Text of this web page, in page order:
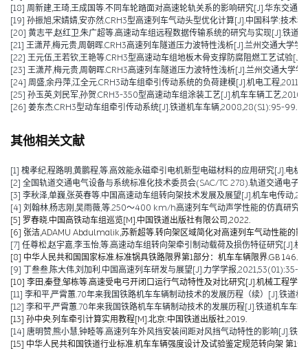
[18] 周新建,王琦,王成国等.不同车轮踏面对高速轮轨关系的影响研究[J].华东交通
[19] 孙振旭,宋婧婧,安亦然.CRH3型高速列车气动头型优化计算[J].中国科学:技术
[20] 黄志平,赵红卫,朱广超等.高速动车组远程数据传输系统的研究与实现[J].铁道
[21] 王潇芹,梅元贵,周朝晖.CRH3高速列车隧道压力波特性浅析[J].兰州交通大学学
[22] 王元伍,王若钦,王艳等.CRH3型高速动车组地板木骨支撑防腐阻燃工艺试验
[23] 王潇芹,梅元贵,周朝晖.CRH3高速列车隧道压力波特性浅析[J].兰州交通大学学
[24] 周盛,余丹萍,江全元.CRH3动车组牵引传动系统的负荷建模[J].机电工程
[25] 孙玉英,刘民军,孙贺.CRH3-350型高速动车组涂装工艺[J].机车车辆工艺
[26] 姜东杰.CRH3型动车组牵引传动系统[J].铁道机车车辆,2008,28(S1):95-99.
其他相关文献
[1] 槐孝纪,程路明,黄鹏程,等.高效能永磁牵引电机新型电磁材料的应用研究[J].电
[2] 全国轨道交通电气设备与系统标准化技术委员会(SAC/TC 278).轨道交通电
[3] 李秋泽,单巍,张英春等.中国高速动车组转向架技术发展及展望[J].机车电传动
[4] 刘翰林,杨志刚,吴雨薇,等.250～400 km/h高速列车气动声学性能的仿真研究
[5] 罗春晓.中国高铁动车组巡览[M].中国铁道出版社有限公司,2022.
[6] 张洁,ADAMU Abdulmalik,苏新超等.转向架区域简化对高速列车气动性能的
[7] 任尊松,赵宇嘉,李玉怡,等.高速动车组转向架牵引制动载荷及损伤特征研究[J].机
[8] 中华人民共和国国家标准.标准锅具铁路限界第1部分：机车车辆限界.GB
[9] 丁叁叁,陈大伟,刘加利.中国高速列车研发与展望[J].力学学报,2021,53(01):35-
[10] 李田,秦登,邹栋等.高速受电弓开闭口运行气动特性及对比研究[J].机械工程学
[11] 李和平,严霄蕙.70年来我国铁路机车车辆制动技术的发展历程（续）[J].铁道
[12] 李和平,严霄蕙.70年来我国铁路机车车辆制动技术的发展历程[J].铁道机车车
[13] 孙中央.列车牵引计算实用教程[M].北京:中国铁道出版社,2019.
[14] 唐明赞,熊小慧,钟睦等.高速列车外风挡安装间距对风挡气动特性的影响[J].铁
[15] 中华人民共和国铁道行业标准.机车车辆强度设计及试验鉴定规范转向架 第1